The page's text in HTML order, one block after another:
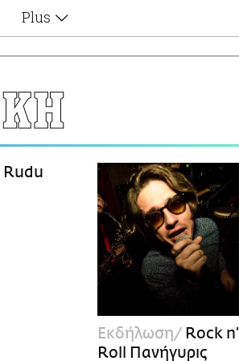
Plus
Αφιερώματα
Ζώδια
Οι Αθηναίοι
Rudu
Εκδήλωση Rock n’
Roll Πανήγυρις